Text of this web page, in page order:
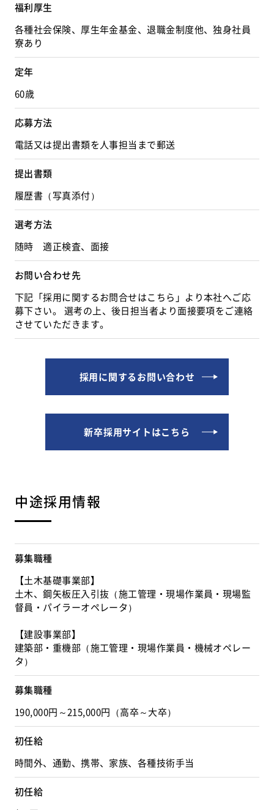
福利厚生
各種社会保険、厚生年金基金、退職金制度他、独身社員
寮あり
定年
60歳
応募方法
電話又は提出書類を人事担当まで郵送
提出書類
履歴書（写真添付）
選考方法
随時 適正検査、面接
お問い合わせ先
下記「採用に関するお問合せはこちら」より本社へご応
募下さい。 選考の上、後日担当者より面接要項をご連絡
させていただきます。
採用に関するお問い合わせ
新卒採用サイトはこちら
中途採用情報
募集職種
【土木基礎事業部】
土木、鋼矢板圧入引抜（施工管理・現場作業員・現場監
督員・パイラーオペレータ）
【建設事業部】
建築部・重機部（施工管理・現場作業員・機械オペレー
タ）
募集職種
190,000円～215,000円（高卒～大卒）
初任給
時間外、通勤、携帯、家族、各種技術手当
初任給